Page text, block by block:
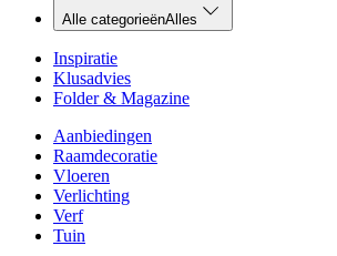
Alle categorieënAlles
Inspiratie
Klusadvies
Folder & Magazine
Aanbiedingen
Raamdecoratie
Vloeren
Verlichting
Verf
Tuin